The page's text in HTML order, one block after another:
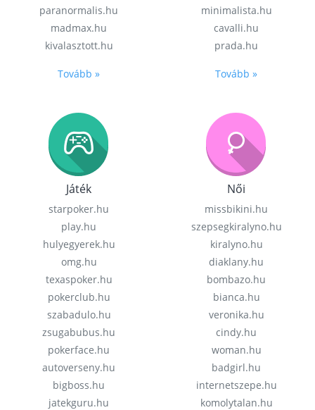
paranormalis.hu
madmax.hu
kivalasztott.hu
Tovább »
minimalista.hu
cavalli.hu
prada.hu
Tovább »
Játék
starpoker.hu
play.hu
hulyegyerek.hu
omg.hu
texaspoker.hu
pokerclub.hu
szabadulo.hu
zsugabubus.hu
pokerface.hu
autoverseny.hu
bigboss.hu
jatekguru.hu
Női
missbikini.hu
szepsegkiralyno.hu
kiralyno.hu
diaklany.hu
bombazo.hu
bianca.hu
veronika.hu
cindy.hu
woman.hu
badgirl.hu
internetszepe.hu
komolytalan.hu